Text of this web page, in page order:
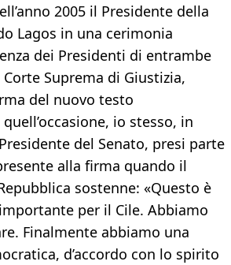
2005 il Presidente della
Lagos in una cerimonia
dei Presidenti di entrambe
Suprema di Giustizia,
del nuovo testo
io stesso, in
del Senato, presi parte
alla firma quando il
sostenne: «Questo è
per il Cile. Abbiamo
Finalmente abbiamo una
d’accordo con lo spirito